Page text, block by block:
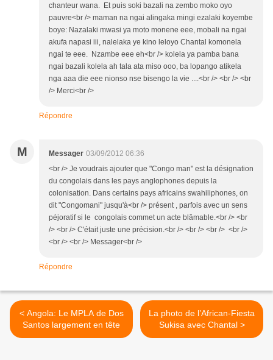
chanteur wana. Et puis soki bazali na zembo moko oyo
pauvre<br /> maman na ngai alingaka mingi ezalaki koyembe
boye: Nazalaki mwasi ya moto monene eee, mobali na ngai
akufa napasi iii, nalelaka ye kino leloyo Chantal komonela
ngai te eee. Nzambe eee eh<br /> kolela ya pamba bana
ngai bazali kolela ah tala ata miso ooo, ba lopango atikela
nga aaa die eee nionso nse bisengo la vie ....<br /> <br /> <br
/> Merci<br />
Répondre
M Messager 03/09/2012 06:36
<br /> Je voudrais ajouter que "Congo man" est la désignation
du congolais dans les pays anglophones depuis la
colonisation. Dans certains pays africains swahiliphones, on
dit "Congomani" jusqu'à<br /> présent , parfois avec un sens
péjoratif si le congolais commet un acte blâmable.<br /> <br
/> <br /> C'était juste une précision.<br /> <br /> <br /> <br />
<br /> <br /> Messager<br />
Répondre
< Angola: Le MPLA de Dos
Santos largement en tête
La photo de l’African-Fiesta
Sukisa avec Chantal >